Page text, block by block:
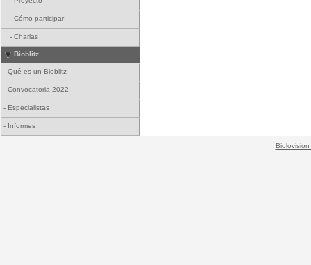
- Cómo participar
- Charlas
Bioblitz
- Qué es un Bioblitz
- Convocatoria 2022
- Especialistas
- Informes
Biolovision